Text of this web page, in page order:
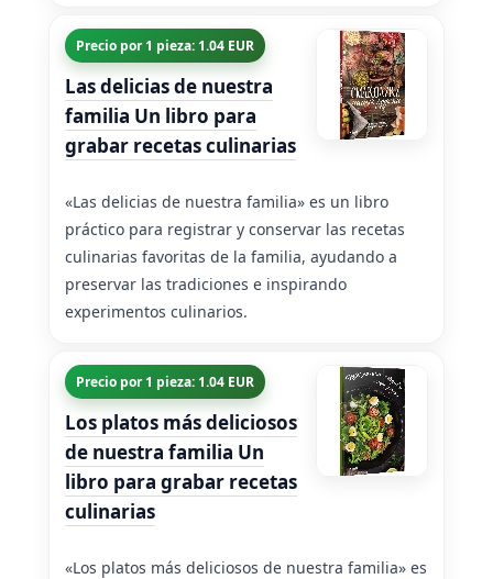
Precio por 1 pieza: 1.04 EUR
Las delicias de nuestra
familia Un libro para
grabar recetas culinarias
«Las delicias de nuestra familia» es un libro
práctico para registrar y conservar las recetas
culinarias favoritas de la familia, ayudando a
preservar las tradiciones e inspirando
experimentos culinarios.
Precio por 1 pieza: 1.04 EUR
Los platos más deliciosos
de nuestra familia Un
libro para grabar recetas
culinarias
«Los platos más deliciosos de nuestra familia» es